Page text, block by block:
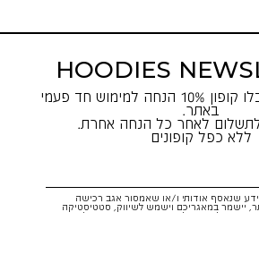
HOODIES
הירשמו עכשיו וקבלו קופון 10% הנחה למימוש חד פעמי
באתר.
לאחר כל הנחה אחרת.
ללא כפל קופונים
שנאסף אודותי ו/או שאמסור אגב רכישה
יישמר במאגריכם וישמש לשיווק, סטטיסטיקה
בהתאם
לתקנון ולמדיניות הפרטיות
. ידוע לי שזכותי